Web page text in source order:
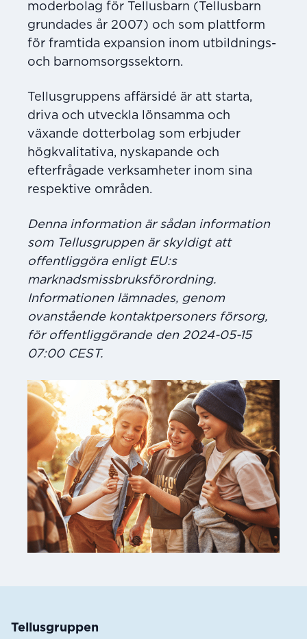
moderbolag för Tellusbarn (Tellusbarn
grundades år 2007) och som plattform
för framtida expansion inom utbildnings-
och barnomsorgssektorn.
Tellusgruppens affärsidé är att starta,
driva och utveckla lönsamma och
växande dotterbolag som erbjuder
högkvalitativa, nyskapande och
efterfrågade verksamheter inom sina
respektive områden.
Denna information är sådan information
som Tellusgruppen är skyldigt att
offentliggöra enligt EU:s
marknadsmissbruksförordning.
Informationen lämnades, genom
ovanstående kontaktpersoners försorg,
för offentliggörande den 2024-05-15
07:00 CEST.
Tellusgruppen